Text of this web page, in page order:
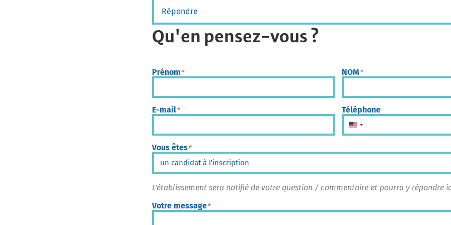
Répondre
Qu'en pensez-vous ?
Prénom * NOM *
E-mail*
Téléphone
États-Unis +1
Vous êtes*
L'établissement sera notifié de votre question / commentaire et pourra y répondre
Votre message*